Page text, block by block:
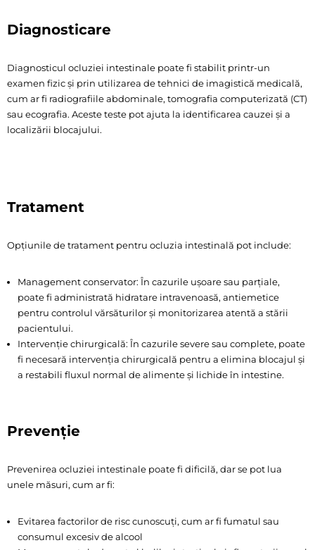
Diagnosticare
Diagnosticul ocluziei intestinale poate fi stabilit printr-un
examen fizic și prin utilizarea de tehnici de imagistică medicală,
cum ar fi radiografiile abdominale, tomografia computerizată (CT)
sau ecografia. Aceste teste pot ajuta la identificarea cauzei și a
localizării blocajului.
Tratament
Opțiunile de tratament pentru ocluzia intestinală pot include:
Management conservator: În cazurile ușoare sau parțiale,
poate fi administrată hidratare intravenoasă, antiemetice
pentru controlul vărsăturilor și monitorizarea atentă a stării
pacientului.
Intervenție chirurgicală: În cazurile severe sau complete, poate
fi necesară intervenția chirurgicală pentru a elimina blocajul și
a restabili fluxul normal de alimente și lichide în intestine.
Prevenție
Prevenirea ocluziei intestinale poate fi dificilă, dar se pot lua
unele măsuri, cum ar fi:
Evitarea factorilor de risc cunoscuți, cum ar fi fumatul sau
consumul excesiv de alcool